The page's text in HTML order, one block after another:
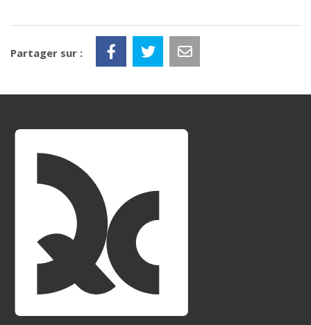
Partager sur :